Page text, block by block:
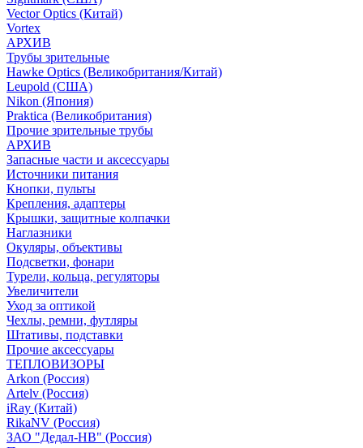
Vector Optics (Китай)
Vortex
АРХИВ
Трубы зрительные
Hawke Optics (Великобритания/Китай)
Leupold (США)
Nikon (Япония)
Praktica (Великобритания)
Прочие зрительные трубы
АРХИВ
Запасные части и аксессуары
Источники питания
Кнопки, пульты
Крепления, адаптеры
Крышки, защитные колпачки
Наглазники
Окуляры, объективы
Подсветки, фонари
Турели, кольца, регуляторы
Увеличители
Уход за оптикой
Чехлы, ремни, футляры
Штативы, подставки
Прочие аксессуары
ТЕПЛОВИЗОРЫ
Arkon (Россия)
Artelv (Россия)
iRay (Китай)
RikaNV (Россия)
ЗАО "Дедал-НВ" (Россия)